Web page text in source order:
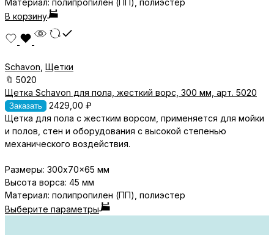
В корзину
Schavon Щетки
🔖 5020
Щетка Schavon для пола, жесткий ворс, 300 мм, арт. 5020
Заказать 2429,00 ₽
Щетка для пола с жестким ворсом, применяется для мойки
и полов, стен и оборудования с высокой степенью
механического воздействия.
Размеры: 300x70x65 мм
Высота ворса: 45 мм
Материал: полипропилен (ПП), полиэстер
Выберите параметры